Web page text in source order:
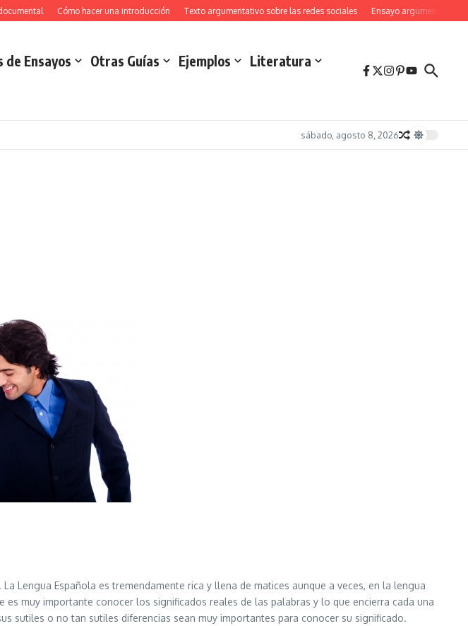
Cómo hacer una introducción Texto argumentativo sobre las redes sociales Ensayo argumentativo sobre
de Ensayos Otras Guías Ejemplos
Literatura
sábado, agosto 8, 2026
Lengua Española es tremendamente rica y llena de matices aunque a veces, en la lengua
muy importante conocer los significados reales de las palabras y lo que encierra cada una
sutiles o no tan sutiles diferencias sean muy importantes para conocer su significado.